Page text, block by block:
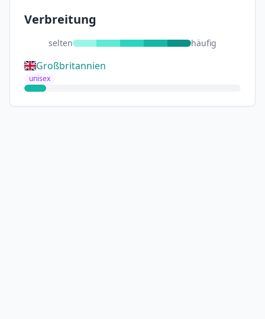
Verbreitung
selten häufig
Großbritannien
unisex